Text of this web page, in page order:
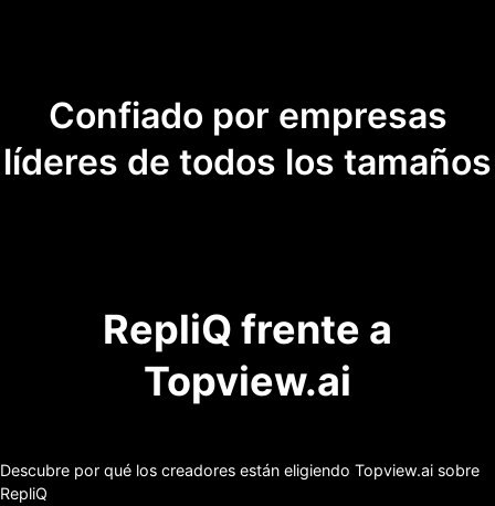
Confiado por empresas
líderes de todos los tamaños
RepliQ frente a
Topview.ai
Descubre por qué los creadores están eligiendo Topview.ai sobre
RepliQ